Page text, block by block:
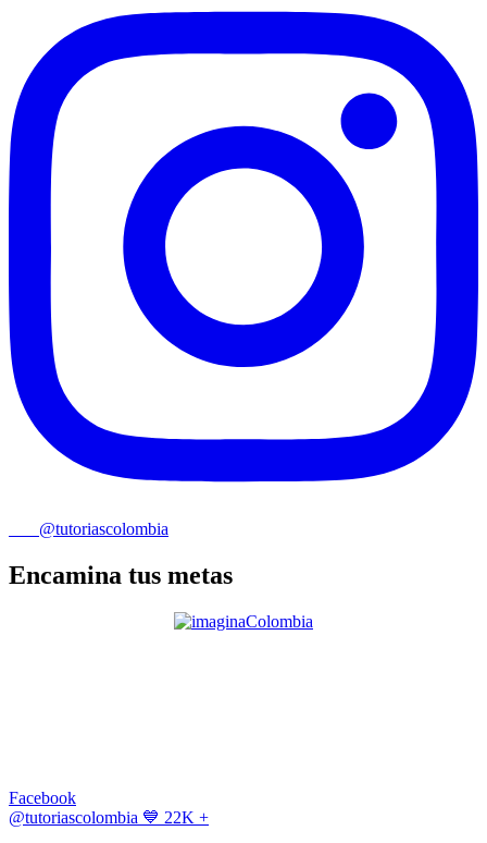
@tutoriascolombia
Encamina tus metas
Facebook
@tutoriascolombia 💙 22K +